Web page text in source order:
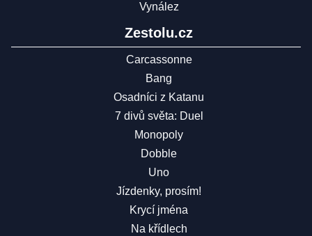
Vynález
Zestolu.cz
Carcassonne
Bang
Osadníci z Katanu
7 divů světa: Duel
Monopoly
Dobble
Uno
Jízdenky, prosím!
Krycí jména
Na křídlech